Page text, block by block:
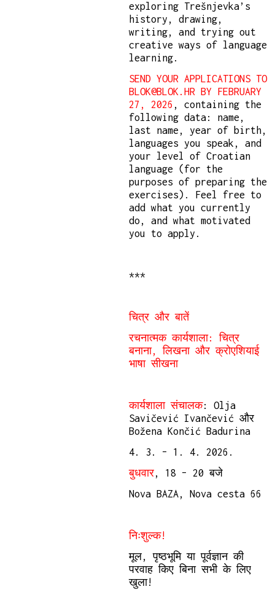
exploring Trešnjevka’s
history, drawing,
writing, and trying out
creative ways of language
learning.
SEND YOUR APPLICATIONS TO
BLOK@BLOK.HR BY FEBRUARY
27, 2026 , containing the
following data: name,
last name, year of birth,
languages you speak, and
your level of Croatian
language (for the
purposes of preparing the
exercises). Feel free to
add what you currently
do, and what motivated
you to apply.
***
चित्र और बातें
रचनात्मक कार्यशाला: चित्र
बनाना, लिखना और क्रोएशियाई
भाषा सीखना
कार्यशाला संचालक: Olja
Savičević Ivančević और
Božena Končić Badurina
4. 3. – 1. 4. 2026.
बुधवार, 18 – 20 बजे
Nova BAZA, Nova cesta 66
निःशुल्क!
मूल, पृष्ठभूमि या पूर्वज्ञान की
परवाह किए बिना सभी के लिए
खुला!